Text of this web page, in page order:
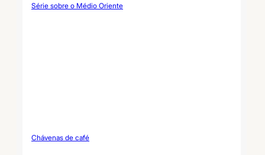
Série sobre o Médio Oriente
Chávenas de café